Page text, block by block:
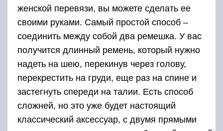
женской перевязи, вы можете сделать ее
своими руками. Самый простой способ –
соединить между собой два ремешка. У вас
получится длинный ремень, который нужно
надеть на шею, перекинув через голову,
перекрестить на груди, еще раз на спине и
застегнуть спереди на талии. Есть способ
сложней, но это уже будет настоящий
классический аксессуар, с двумя прямыми